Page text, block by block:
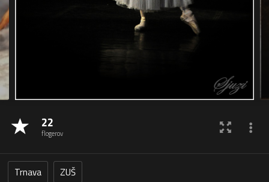
22
flogerov
Trnava ZUŠ